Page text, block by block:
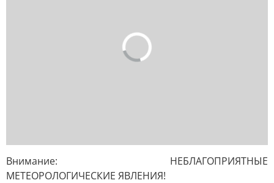
Внимание: НЕБЛАГОПРИЯТНЫЕ
МЕТЕОРОЛОГИЧЕСКИЕ ЯВЛЕНИЯ!